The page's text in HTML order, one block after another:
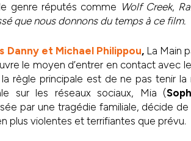
genre réputés comme Wolf Creek,
que nous donnons du temps à ce film.
Danny et Michael Philippou,La Main
le moyen d’entrer en contact avec
règle principale est de ne pas tenir
sur les réseaux sociaux, Mia (
par une tragédie familiale, décide de
plus violentes et terrifiantes que prévu.